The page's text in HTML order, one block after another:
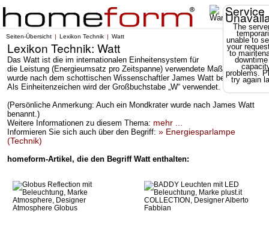
Service
The
unable to
your
to
problems.
try again
Seiten-Übersicht Lexikon Technik Watt
Lexikon Technik: Watt
Das Watt ist die im internationalen Einheitensystem für
die Leistung (Energieumsatz pro Zeitspanne) verwendete Maßeinheit. Sie
wurde nach dem schottischen Wissenschaftler James Watt benannt.
Als Einheitenzeichen wird der Großbuchstabe „W“ verwendet.
(Persönliche Anmerkung: Auch ein Mondkrater wurde nach James Watt
benannt.)
Weitere Informationen zu diesem Thema: mehr ...
Informieren Sie sich auch über den Begriff: » Energiesparlampe
(Technik)
homeform-Artikel, die den Begriff Watt enthalten: